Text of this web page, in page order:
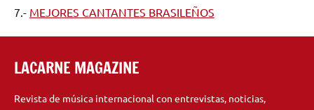
7.- MEJORES CANTANTES BRASILEÑOS
LACARNE MAGAZINE
Revista de música internacional con entrevistas, noticias,